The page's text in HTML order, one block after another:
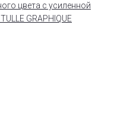
цвета с усиленной
GRAPHIQUE